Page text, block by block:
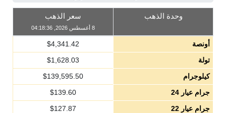
وحدة الذهب سعر الذهب
8 أغسطس 2026, 04:18:36
أونصة $4,341.42
تولة
$1,628.03
كيلوجرام
$139,595.50
جرام عيار 24
$139.60
جرام عيار 22
$127.87